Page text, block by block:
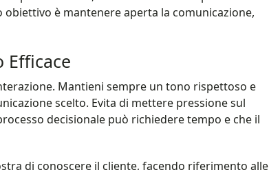
è mantenere aperta la comunicazione,
Efficace
Mantieni sempre un tono rispettoso e
scelto. Evita di mettere pressione sul
decisionale può richiedere tempo e che il
di conoscere il cliente, facendo riferimento alle